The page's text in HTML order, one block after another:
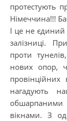
протестують
Німеччина!!!
І це не єдиний
залізниці.
проти
нових опор,
нагадують
вікнами. З